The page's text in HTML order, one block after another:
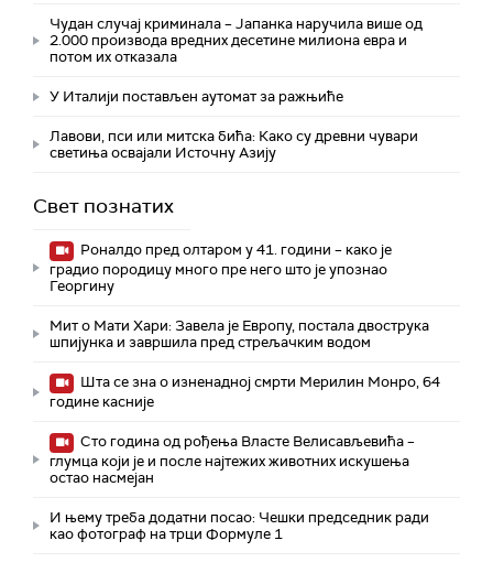
Чудан случај криминала – Јапанка наручила више од
2.000 производа вредних десетине милиона евра и
потом их отказала
У Италији постављен аутомат за ражњиће
Лавови, пси или митска бића: Како су древни чувари
светиња освајали Источну Азију
Свет познатих
Роналдо пред олтаром у 41. години – како је
градио породицу много пре него што је упознао
Георгину
Мит о Мати Хари: Завела је Европу, постала двострука
шпијунка и завршила пред стрељачким водом
Шта се зна о изненадној смрти Мерилин Монро, 64
године касније
Сто година од рођења Власте Велисављевића –
глумца који је и после најтежих животних искушења
остао насмејан
И њему треба додатни посао: Чешки председник ради
као фотограф на трци Формуле 1